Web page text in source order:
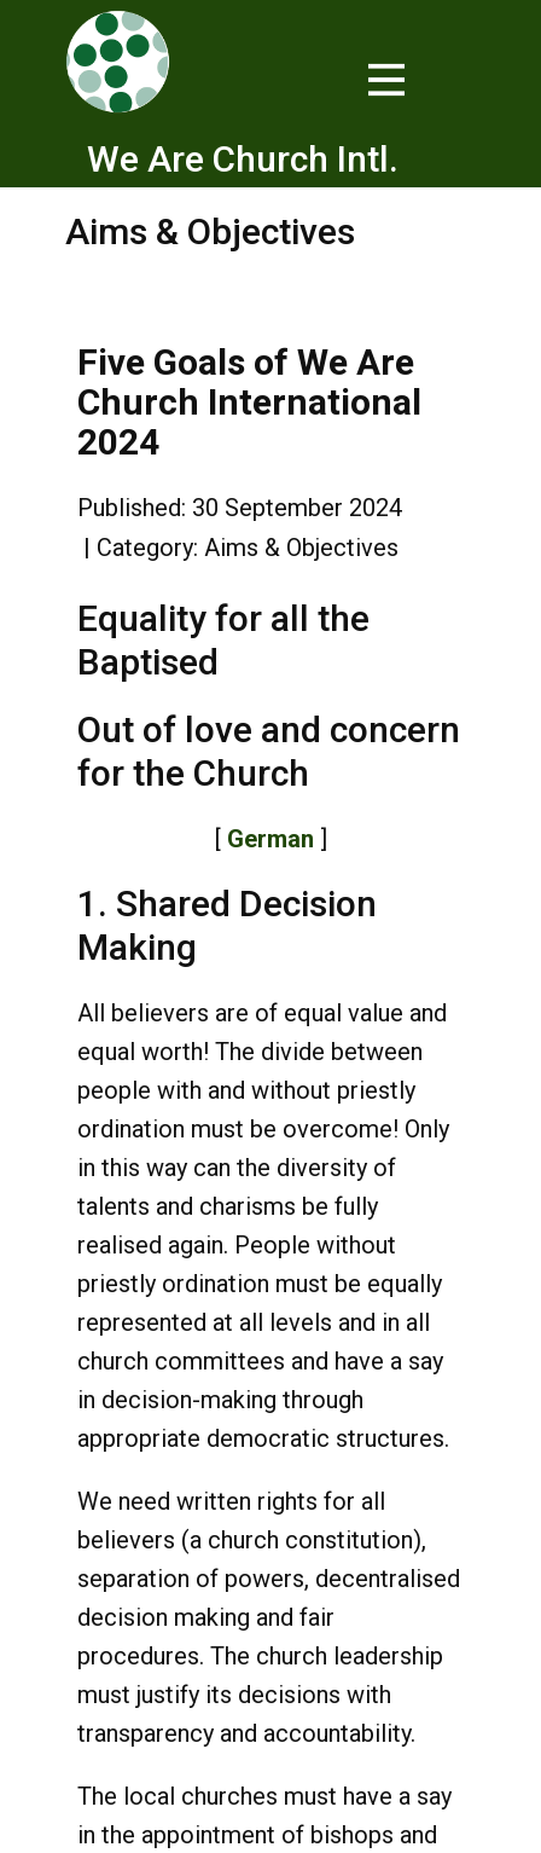
We Are Church Intl.
Aims & Objectives
Five Goals of We Are
Church International
2024
Published: 30 September 2024
Category: Aims & Objectives
Equality for all the
Baptised
Out of love and concern
for the Church
[ German ]
1. Shared Decision
Making
All believers are of equal value and
equal worth! The divide between
people with and without priestly
ordination must be overcome! Only
in this way can the diversity of
talents and charisms be fully
realised again. People without
priestly ordination must be equally
represented at all levels and in all
church committees and have a say
in decision-making through
appropriate democratic structures.
We need written rights for all
believers (a church constitution),
separation of powers, decentralised
decision making and fair
procedures. The church leadership
must justify its decisions with
transparency and accountability.
The local churches must have a say
in the appointment of bishops and